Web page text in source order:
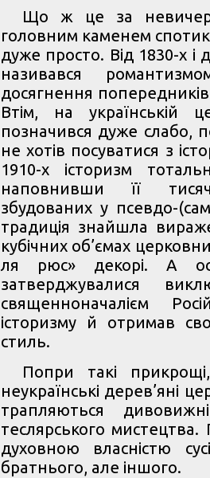
Що ж це за
головним каменем
дуже просто. Від 1830-х і
називався
досягнення
Втім, на українській
позначився дуже слабо,
не хотів посуватися з
1910-х історизм
наповнивши її
збудованих у псевдо-
традиція знайшла
кубічних об’ємах
ля рюс» декорі. А
затверджувалися
священноначалієм
історизму й отримав
стиль.
Попри такі
неукраїнські дерев’яні
трапляються
теслярського
духовною власністю
братнього, але іншого.